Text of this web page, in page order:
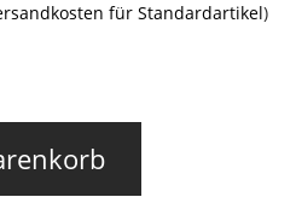
für Standardartikel)